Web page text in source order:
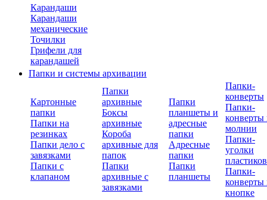
Карандаши
Карандаши
механические
Точилки
Грифели для
карандашей
Папки и системы архивации
Картонные
папки
Папки на
резинках
Папки дело с
завязками
Папки с
клапаном
Папки
архивные
Боксы
архивные
Короба
архивные для
папок
Папки
архивные с
завязками
Папки
планшеты и
адресные
папки
Адресные
папки
Папки
планшеты
Папки-
конверты
Папки-
конверты
молнии
Папки-
уголки
Папки-
конверты
кнопке